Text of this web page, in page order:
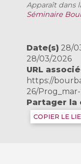
Apparaît dans
Séminaire
Date(s) 28/
28/03/2026
URL
https://
26/
Partager la
COPIER LE